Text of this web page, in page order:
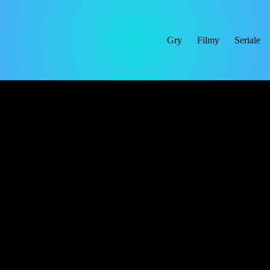
Gry
Filmy Seriale